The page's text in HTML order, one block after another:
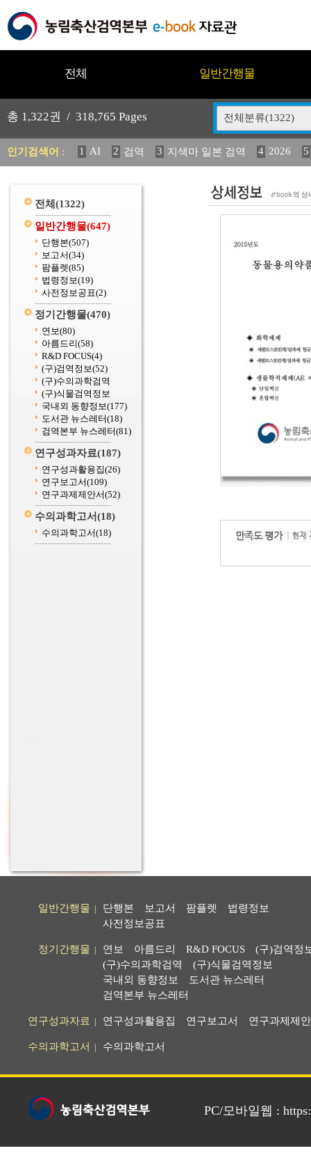
전체 일반간행물
총 1,322권 / 318,765 Pages 전체분류(1322)
인기검색어 : 1 AI 2 검역 3 지색마 일본 검역 4 2026
5
11 2025 12 중독성 식물 도감 13 媛 異 14
전체 (1322)
일반간행물(647)
단행본(507)
보고서(34)
팜플렛(85)
법령정보(19)
사전정보공표(2)
정기간행물(470)
연보(80)
아름드리(58)
R&D FOCUS(4)
(구)검역정보(52)
(구)수의과학검역
(구)식물검역정보
국내외 동향정보(177)
도서관 뉴스레터(18)
검역본부 뉴스레터(81)
연구성과자료(187)
연구성과활용집(26)
연구보고서(109)
연구과제제안서(52)
수의과학고서(18)
수의과학고서(18)
일반간행물 단행본 보고서 팜플렛
법령정보
사전정보공표
정기간행물 연보 아름드리 R&D FOCUS
(구)검역정
(구)수의과학검역
(구)식물검역정보
국내외 동향정보
도서관 뉴스레터
검역본부 뉴스레터
연구성과자료 연구성과활용집 연구보고서 연구과제제
수의과학고서 수의과학고서
PC/모바일웹 :